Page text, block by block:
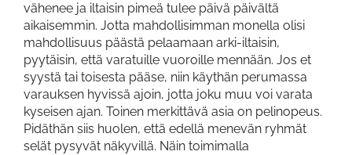
vähenee ja iltaisin pimeä tulee päivä päivältä
aikaisemmin. Jotta mahdollisimman monella olisi
mahdollisuus päästä pelaamaan arki-iltaisin,
pyytäisin, että varatuille vuoroille mennään. Jos et
syystä tai toisesta pääse, niin käythän perumassa
varauksen hyvissä ajoin, jotta joku muu voi varata
kyseisen ajan. Toinen merkittävä asia on pelinopeus.
Pidäthän siis huolen, että edellä menevän ryhmät
selät pysyvät näkyvillä. Näin toimimalla